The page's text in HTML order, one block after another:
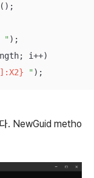
"
i++)
" );
다. NewGuid metho